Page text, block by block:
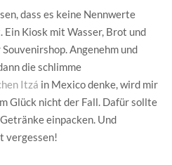
dass es keine Nennwerte
Kiosk mit Wasser, Brot und
Angenehm und
die schlimme
Itzá in Mexico denke, wird mir
Glück nicht der Fall. Dafür sollte
einpacken. Und
vergessen!